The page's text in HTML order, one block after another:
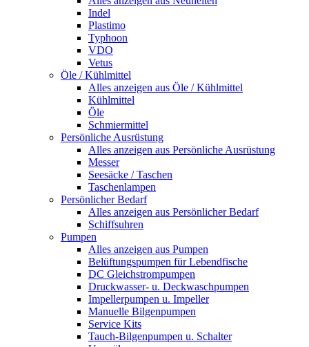
Indel
Plastimo
Typhoon
VDO
Vetus
Öle / Kühlmittel
Alles anzeigen aus Öle / Kühlmittel
Kühlmittel
Öle
Schmiermittel
Persönliche Ausrüstung
Alles anzeigen aus Persönliche Ausrüstung
Messer
Seesäcke / Taschen
Taschenlampen
Persönlicher Bedarf
Alles anzeigen aus Persönlicher Bedarf
Schiffsuhren
Pumpen
Alles anzeigen aus Pumpen
Belüftungspumpen für Lebendfische
DC Gleichstrompumpen
Druckwasser- u. Deckwaschpumpen
Impellerpumpen u. Impeller
Manuelle Bilgenpumpen
Service Kits
Tauch-Bilgenpumpen u. Schalter